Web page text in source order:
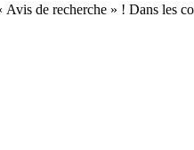
Avis de recherche » ! Dans les